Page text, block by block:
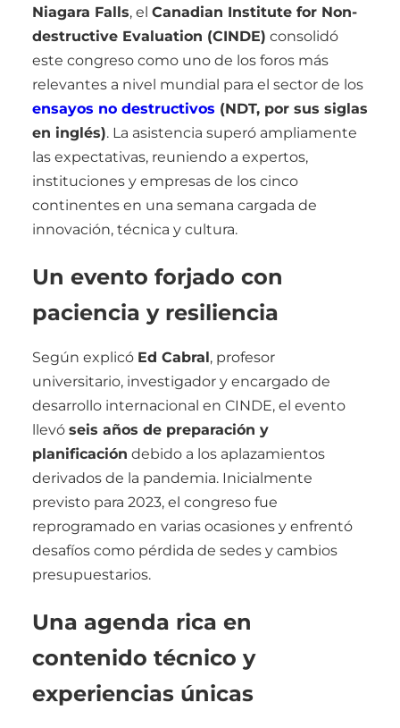
Niagara Falls, el Canadian Institute for Non-
destructive Evaluation (CINDE) consolidó
este congreso como uno de los foros más
relevantes a nivel mundial para el sector de los
ensayos no destructivos (NDT, por sus siglas
en inglés). La asistencia superó ampliamente
las expectativas, reuniendo a expertos,
instituciones y empresas de los cinco
continentes en una semana cargada de
innovación, técnica y cultura.
Un evento forjado con
paciencia y resiliencia
Según explicó Ed Cabral, profesor
universitario, investigador y encargado de
desarrollo internacional en CINDE, el evento
llevó seis años de preparación y
planificación debido a los aplazamientos
derivados de la pandemia. Inicialmente
previsto para 2023, el congreso fue
reprogramado en varias ocasiones y enfrentó
desafíos como pérdida de sedes y cambios
presupuestarios.
Una agenda rica en
contenido técnico y
experiencias únicas